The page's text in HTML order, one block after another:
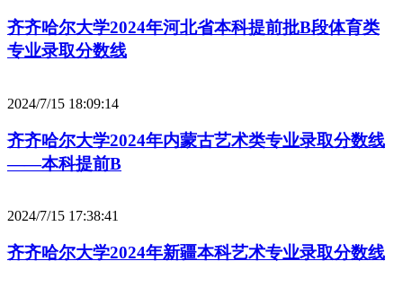
齐齐哈尔大学2024年河北省本科提前批B段体育类
专业录取分数线
2024/7/15 18:09:14
齐齐哈尔大学2024年内蒙古艺术类专业录取分数线
——本科提前B
2024/7/15 17:38:41
齐齐哈尔大学2024年新疆本科艺术专业录取分数线